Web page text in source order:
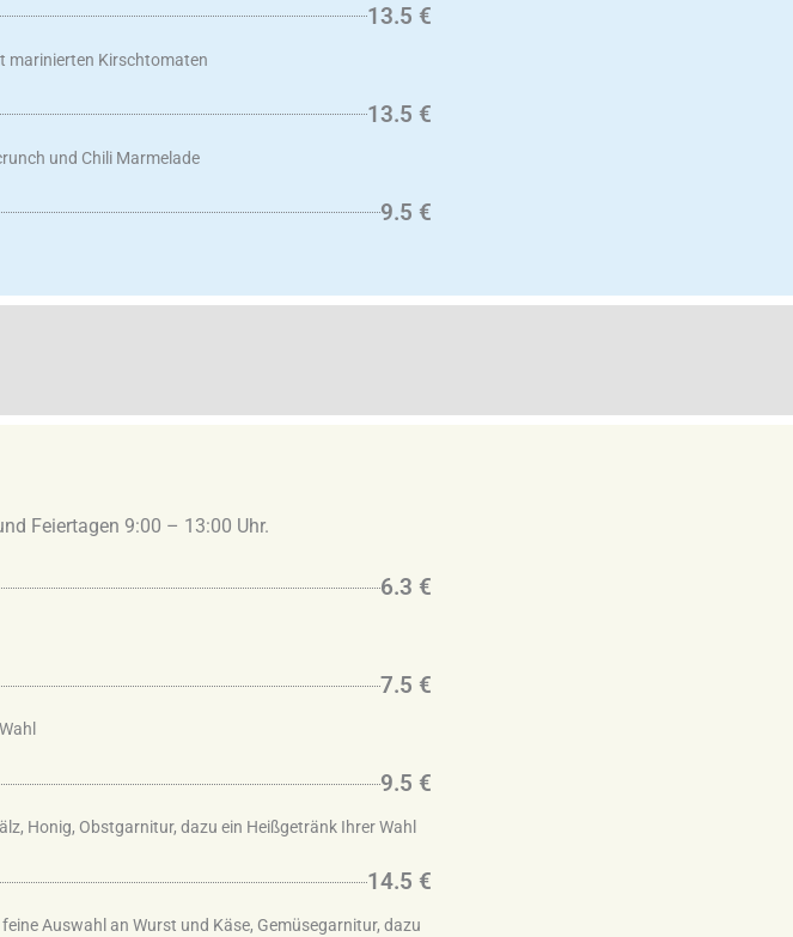
13.5 €
marinierten Kirschtomaten
13.5 €
und Chili Marmelade
9.5 €
Feiertagen 9:00 – 13:00 Uhr.
6.3 €
7.5 €
9.5 €
Honig, Obstgarnitur, dazu ein Heißgetränk Ihrer Wahl
14.5 €
Auswahl an Wurst und Käse, Gemüsegarnitur, dazu